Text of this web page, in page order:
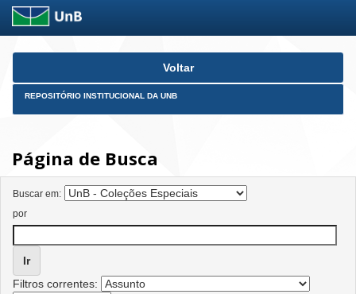
Skip
Voltar
REPOSITÓRIO INSTITUCIONAL DA UNB
Página de Busca
Buscar em:
por
Filtros correntes: